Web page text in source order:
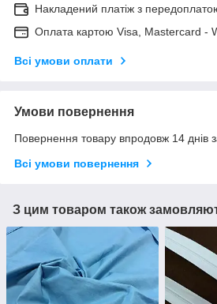
Накладений платіж з
Оплата картою Visa, Mastercard -
Всі умови оплати
Умови повернення
Повернення товару впродовж 14 днів
Всі умови повернення
З цим товаром також